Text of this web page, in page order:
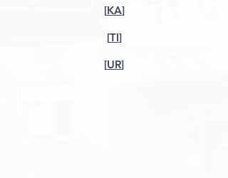
[KA]
[TI]
[UR]